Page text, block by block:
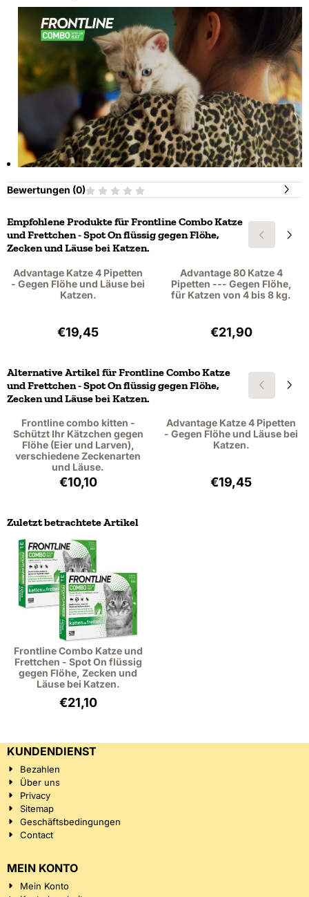
Bewertungen (0)
Empfohlene Produkte fürFrontline Combo Katze
und Frettchen - Spot On flüssig gegen Flöhe,
Zecken und Läuse bei Katzen.
Advantage Katze 4 Pipetten
- Gegen Flöhe und Läuse bei
Katzen.
Preis: 19,45, ohne MwSt.: 17,84
€19,45
Advantage 80 Katze 4
Pipetten --- Gegen Flöhe,
für Katzen von 4 bis 8 kg.
Preis: 21,90,
€21,90
Alternative Artikel fürFrontline Combo Katze
und Frettchen - Spot On flüssig gegen Flöhe,
Zecken und Läuse bei Katzen.
Frontline combo kitten -
Schützt Ihr Kätzchen gegen
Flöhe (Eier und Larven),
verschiedene Zeckenarten
und Läuse.
Preis: 10,10, ohne MwSt.: 9,27
€10,10
Advantage Katze 4 Pipetten
- Gegen Flöhe und Läuse bei
Katzen.
Preis: 19,45,
€19,45
Zuletzt betrachtete Artikel
Frontline Combo Katze und
Frettchen - Spot On flüssig
gegen Flöhe, Zecken und
Läuse bei Katzen.
€21,10
KUNDENDIENST
Bezahlen
Über uns
Privacy
Sitemap
Geschäftsbedingungen
Contact
MEIN KONTO
Mein Konto